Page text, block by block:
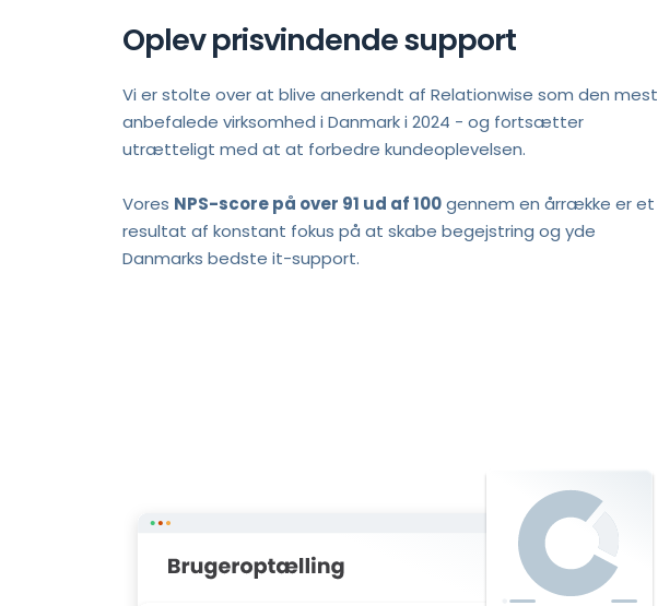
Oplev prisvindende support
Vi er stolte over at blive anerkendt af Relationwise som den mest
anbefalede virksomhed i Danmark i 2024 - og fortsætter
utrætteligt med at at forbedre kundeoplevelsen.
Vores NPS-score på over 91 ud af 100 gennem en årrække er et
resultat af konstant fokus på at skabe begejstring og yde
Danmarks bedste it-support.